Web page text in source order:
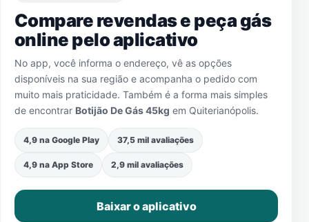
Compare revendas e peça gás
online pelo aplicativo
No app, você informa o endereço, vê as opções
disponíveis na sua região e acompanha o pedido com
muito mais praticidade. Também é a forma mais simples
de encontrar Botijão De Gás 45kg em Quiterianópolis.
4,9 na Google Play 37,5 mil avaliações
4,9 na App Store 2,9 mil avaliações
Baixar o aplicativo